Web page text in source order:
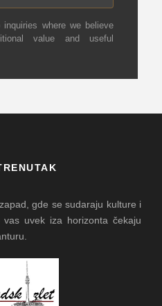
where we believe
value and useful
gde se sudaraju kulture i
uvek iza horizonta čekaju